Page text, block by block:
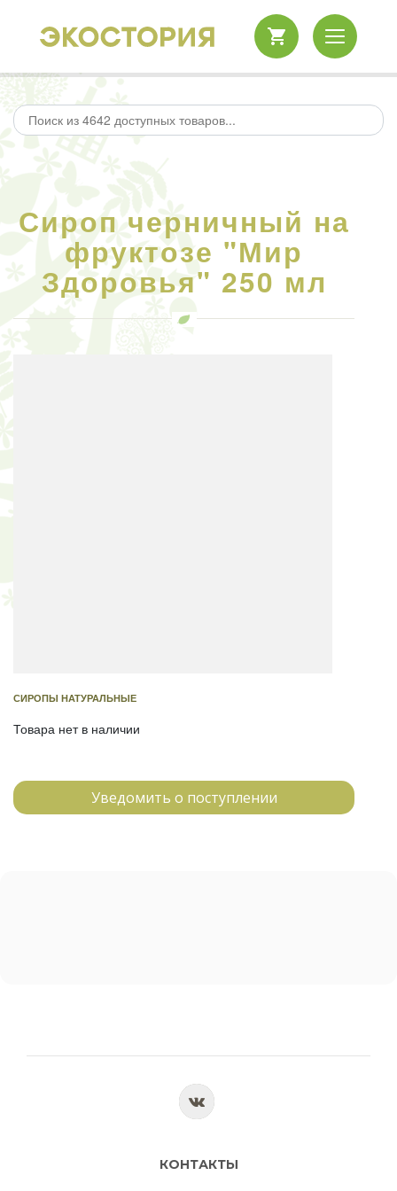
Сироп черничный на
фруктозе "Мир
Здоровья" 250 мл
СИРОПЫ НАТУРАЛЬНЫЕ
Товара нет в наличии
Уведомить о поступлении
КОНТАКТЫ